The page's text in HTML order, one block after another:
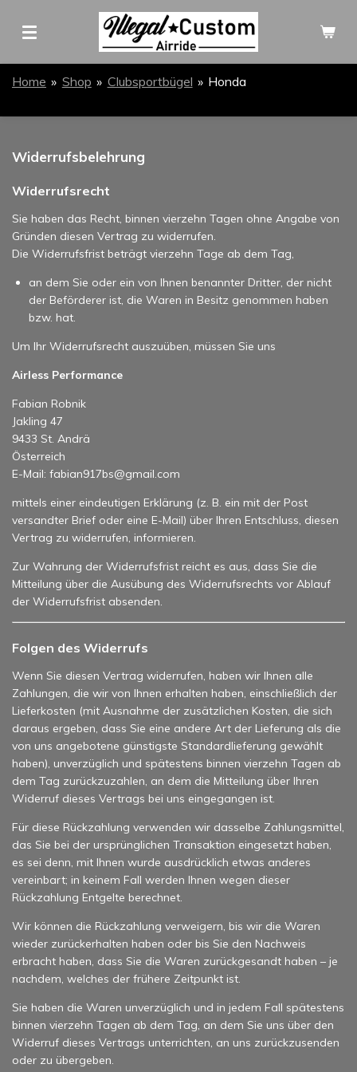
Hauptinhalt
Home » Shop » Clubsportbügel » Honda
Widerrufsbelehrung
Widerrufsrecht
Sie haben das Recht, binnen vierzehn Tagen ohne Angabe von
Gründen diesen Vertrag zu widerrufen.
Die Widerrufsfrist beträgt vierzehn Tage ab dem Tag,
an dem Sie oder ein von Ihnen benannter Dritter, der nicht
der Beförderer ist, die Waren in Besitz genommen haben
bzw. hat.
Um Ihr Widerrufsrecht auszuüben, müssen Sie uns
Airless Performance
Fabian Robnik
Jakling 47
9433 St. Andrä
Österreich
E-Mail: fabian917bs@gmail.com
mittels einer eindeutigen Erklärung (z. B. ein mit der Post
versandter Brief oder eine E-Mail) über Ihren Entschluss, diesen
Vertrag zu widerrufen, informieren.
Zur Wahrung der Widerrufsfrist reicht es aus, dass Sie die
Mitteilung über die Ausübung des Widerrufsrechts vor Ablauf
der Widerrufsfrist absenden.
Folgen des Widerrufs
Wenn Sie diesen Vertrag widerrufen, haben wir Ihnen alle
Zahlungen, die wir von Ihnen erhalten haben, einschließlich der
Lieferkosten (mit Ausnahme der zusätzlichen Kosten, die sich
daraus ergeben, dass Sie eine andere Art der Lieferung als die
von uns angebotene günstigste Standardlieferung gewählt
haben), unverzüglich und spätestens binnen vierzehn Tagen ab
dem Tag zurückzuzahlen, an dem die Mitteilung über Ihren
Widerruf dieses Vertrags bei uns eingegangen ist.
Für diese Rückzahlung verwenden wir dasselbe Zahlungsmittel,
das Sie bei der ursprünglichen Transaktion eingesetzt haben,
es sei denn, mit Ihnen wurde ausdrücklich etwas anderes
vereinbart; in keinem Fall werden Ihnen wegen dieser
Rückzahlung Entgelte berechnet.
Wir können die Rückzahlung verweigern, bis wir die Waren
wieder zurückerhalten haben oder bis Sie den Nachweis
erbracht haben, dass Sie die Waren zurückgesandt haben – je
nachdem, welches der frühere Zeitpunkt ist.
Sie haben die Waren unverzüglich und in jedem Fall spätestens
binnen vierzehn Tagen ab dem Tag, an dem Sie uns über den
Widerruf dieses Vertrags unterrichten, an uns zurückzusenden
oder zu übergeben.